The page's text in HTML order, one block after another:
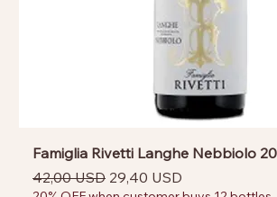
Famiglia Rivetti Langhe Nebbiolo
Prezzo regolare
42,00 USD Prezzo scontato
29,40 USD